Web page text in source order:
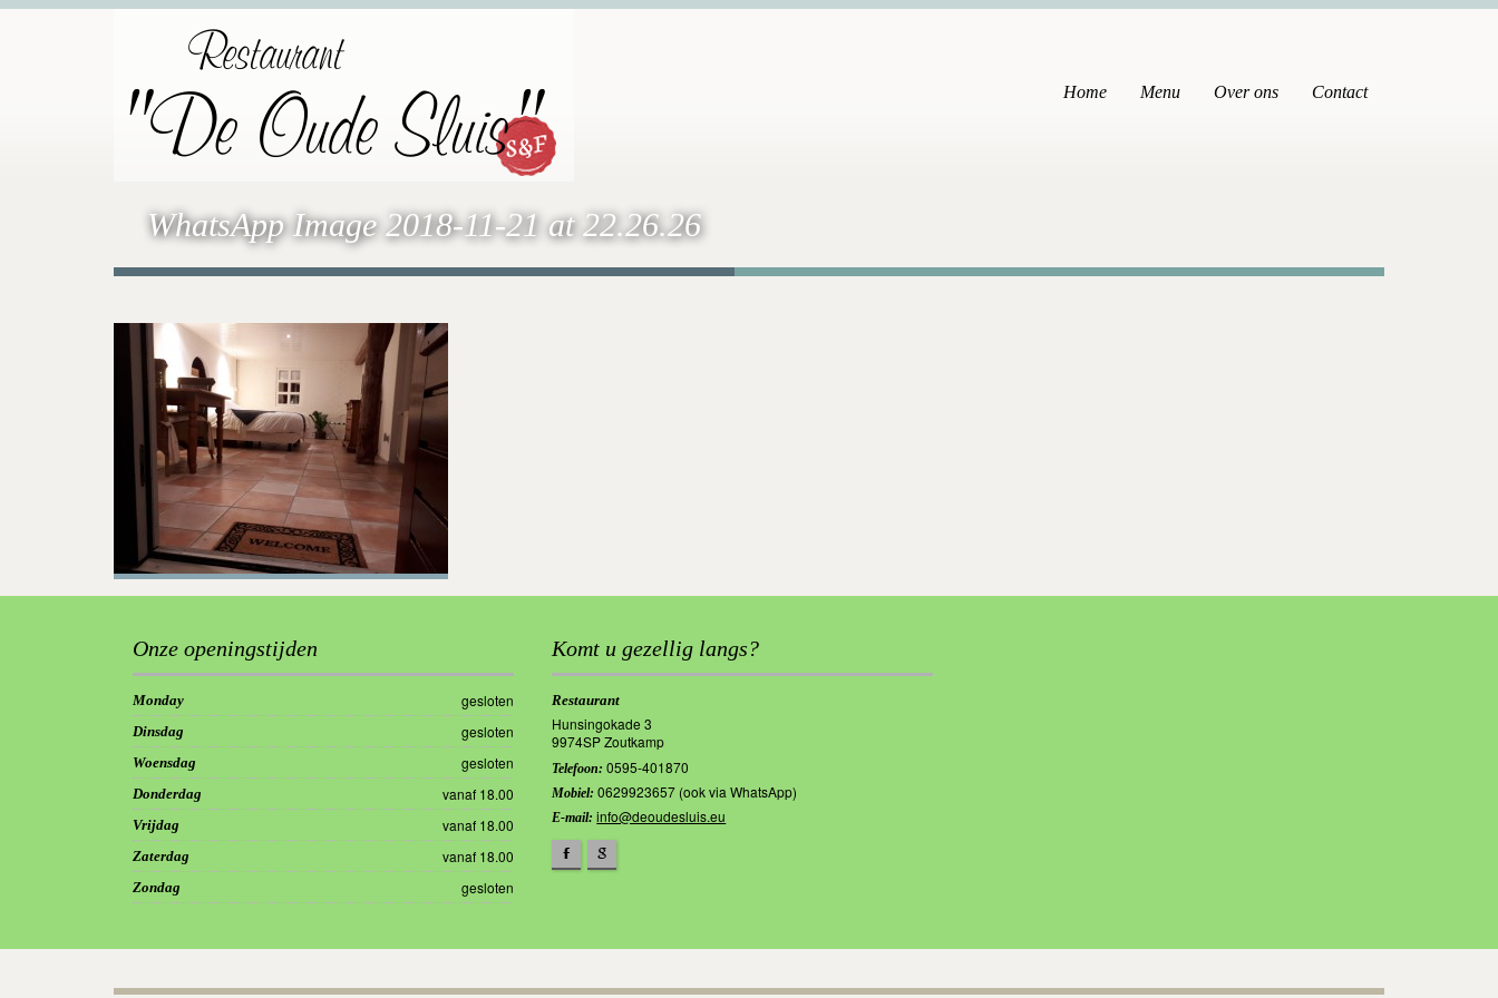
Restaurant
"De Oude Sluis" Home Menu Over ons Contact
WhatsApp Image 2018-11-21 at 22.26.26
Onze openingstijden
Monday gesloten
Dinsdag gesloten
Woensdag gesloten
Donderdag vanaf 18.00
Vrijdag vanaf 18.00
Zaterdag vanaf 18.00
Zondag gesloten
Komt u gezellig langs?
Restaurant
Hunsingokade 3
9974SP Zoutkamp
Telefoon: 0595-401870
Mobiel: 0629923657 (ook via WhatsApp)
E-mail: info@deoudesluis.eu
F g